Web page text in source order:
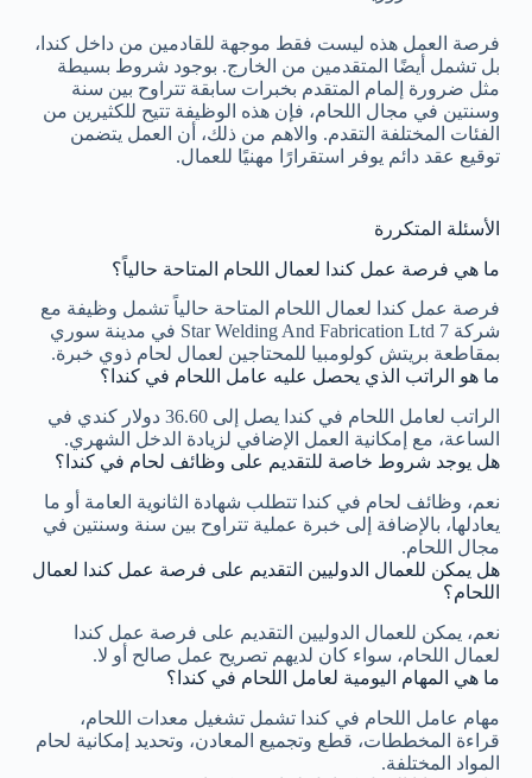
فرصة العمل هذه ليست فقط موجهة للقادمين من داخل كندا،
بل تشمل أيضًا المتقدمين من الخارج. بوجود شروط بسيطة
مثل ضرورة إلمام المتقدم بخبرات سابقة تتراوح بين سنة
وسنتين في مجال اللحام، فإن هذه الوظيفة تتيح للكثيرين من
الفئات المختلفة التقدم. والاهم من ذلك، أن العمل يتضمن
توقيع عقد دائم يوفر استقرارًا مهنيًا للعمال.
الأسئلة المتكررة
ما هي فرصة عمل كندا لعمال اللحام المتاحة حالياً؟
فرصة عمل كندا لعمال اللحام المتاحة حالياً تشمل وظيفة مع
شركة 7 Star Welding And Fabrication Ltd في مدينة سوري
بمقاطعة بريتش كولومبيا للمحتاجين لعمال لحام ذوي خبرة.
ما هو الراتب الذي يحصل عليه عامل اللحام في كندا؟
الراتب لعامل اللحام في كندا يصل إلى 36.60 دولار كندي في
الساعة، مع إمكانية العمل الإضافي لزيادة الدخل الشهري.
هل يوجد شروط خاصة للتقديم على وظائف لحام في كندا؟
نعم، وظائف لحام في كندا تتطلب شهادة الثانوية العامة أو ما
يعادلها، بالإضافة إلى خبرة عملية تتراوح بين سنة وسنتين في
مجال اللحام.
هل يمكن للعمال الدوليين التقديم على فرصة عمل كندا لعمال
اللحام؟
نعم، يمكن للعمال الدوليين التقديم على فرصة عمل كندا
لعمال اللحام، سواء كان لديهم تصريح عمل صالح أو لا.
ما هي المهام اليومية لعامل اللحام في كندا؟
مهام عامل اللحام في كندا تشمل تشغيل معدات اللحام،
قراءة المخططات، قطع وتجميع المعادن، وتحديد إمكانية لحام
المواد المختلفة.